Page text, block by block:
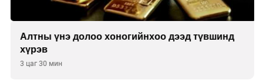
Алтны үнэ долоо хоногийнхоо дээд түвшинд
хүрэв
3 цаг 30 мин